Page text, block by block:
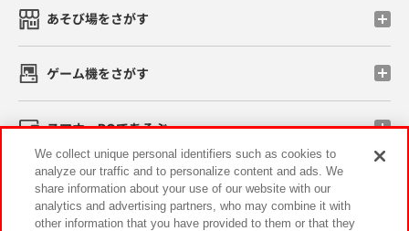
あそび場をさがす
ゲーム機をさがす
スマホ・PCであそぶ
イベント・キャンペーン
We collect unique personal identifiers such as cookies to
analyze our traffic and to personalize content and ads. We
share information about your use of our website with our
analytics and advertising partners, who may combine it with
other information that you have provided to them or that they